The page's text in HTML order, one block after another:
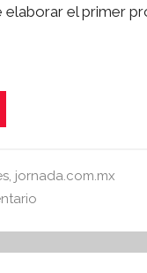
í
I
elaborar el primer
, jornada.com.mx